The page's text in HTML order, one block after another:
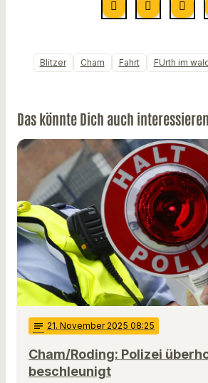
Blitzer Cham Fahrt FUrth im
Das könnte Dich auch interessieren
notes 21. November 2025 08:25
Cham/Roding: Polizei
beschleunigt